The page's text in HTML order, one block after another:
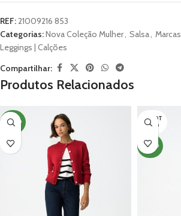
REF:21009216 853
Categorias:Nova Coleção Mulher, Salsa, Marcas
Leggings | Calções
Compartilhar:
Produtos Relacionados
NOVO
ESGOT
ADO
NOVO